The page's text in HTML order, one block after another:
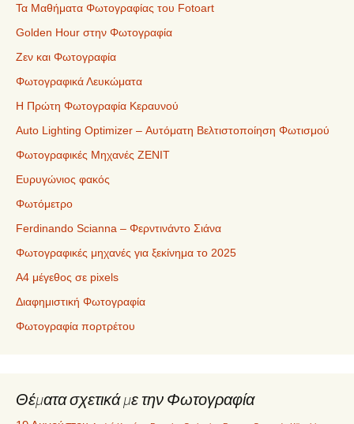
Τα Μαθήματα Φωτογραφίας του Fotoart
Golden Hour στην Φωτογραφία
Ζεν και Φωτογραφία
Φωτογραφικά Λευκώματα
Η Πρώτη Φωτογραφία Κεραυνού
Auto Lighting Optimizer – Αυτόματη Βελτιστοποίηση Φωτισμού
Φωτογραφικές Μηχανές ZENIT
Ευρυγώνιος φακός
Φωτόμετρο
Ferdinando Scianna – Φερντινάντο Σιάνα
Φωτογραφικές μηχανές για ξεκίνημα το 2025
Α4 μέγεθος σε pixels
Διαφημιστική Φωτογραφία
Φωτογραφία πορτρέτου
Θέματα σχετικά με την Φωτογραφία